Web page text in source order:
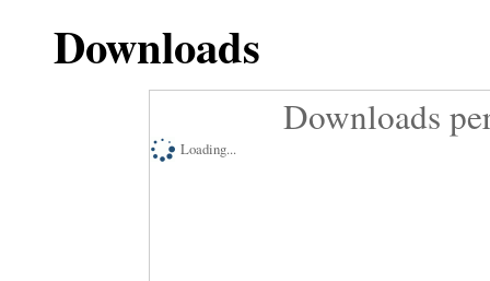
Downloads
Downloads
Loading...